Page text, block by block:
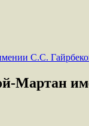
Мартан